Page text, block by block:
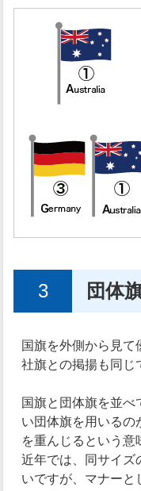
3 団体
国旗を外側から見て
社旗との掲揚も同じ
国旗と団体旗を並べ
い団体旗を用いるの
を重んじるという意
近年では、同サイズ
いですが、マナーと